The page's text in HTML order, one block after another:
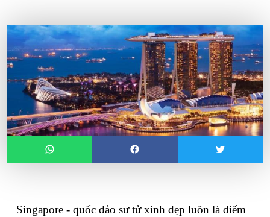
Singapore - quốc đảo sư tử xinh đẹp luôn là điểm